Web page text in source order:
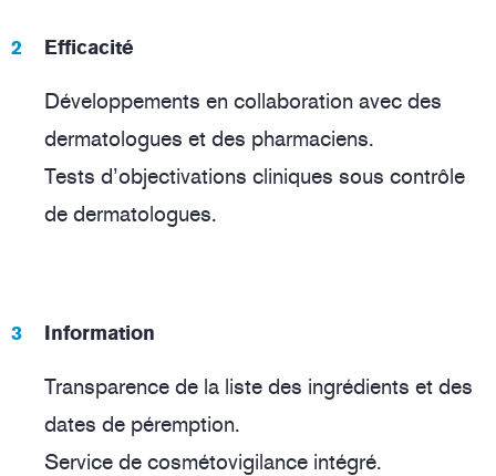
Efficacité
Développements en collaboration avec des
dermatologues et des pharmaciens.
Tests d’objectivations cliniques sous contrôle
de dermatologues.
Information
Transparence de la liste des ingrédients et des
dates de péremption.
Service de cosmétovigilance intégré.